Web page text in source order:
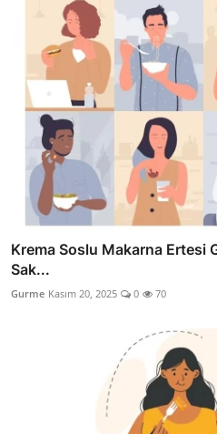
Krema Soslu Makarna Ertesi
Sak...
Gurme Kasım 20, 2025 0 70